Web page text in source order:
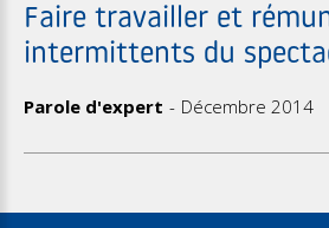
Faire travailler et
intermittents du
Parole d'expert Décembre 2014